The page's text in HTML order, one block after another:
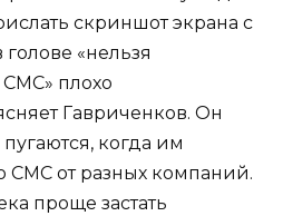
скриншот экрана с
голове «нельзя
плохо
Гавриченков. Он
когда им
СМС от разных компаний.
проще застать